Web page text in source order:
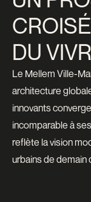
DU
Le Mellem Ville-
architecture
innovants
incomparable à
reflète la vision
urbains de demain